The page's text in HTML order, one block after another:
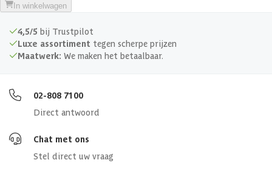
Doorloophoogte 235 cm
Materiaal dak
In winkelwagen
4,5/5 bij Trustpilot
Luxe assortiment tegen scherpe prijzen
Maatwerk: We maken het betaalbaar.
02-808 7100
Direct antwoord
Chat met ons
Stel direct uw vraag